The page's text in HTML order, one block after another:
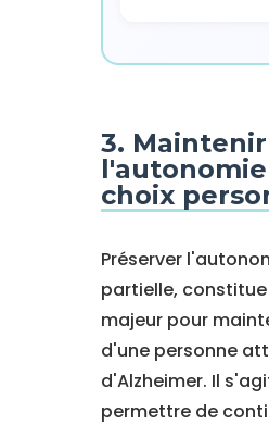
3. Maintenir
choix
Préserver
partielle, constitue
majeur pour
d'une personne
d'Alzheimer. Il
permettre de